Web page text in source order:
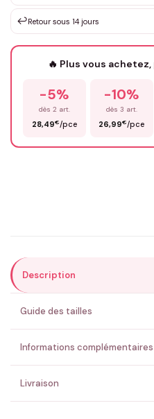
Votre texte / idée*
Prénom*
ENVOYER
💚 Retour sous 24-48h🇫🇷 Flocage en
↩️Retour sous 14 jours
🔥 Plus vous
-5%
dès 2 art.
28,49€/pce
-10%
dès 3 art.
26,99€/pce
Description
Guide des tailles
Informations complémentaires
Livraison